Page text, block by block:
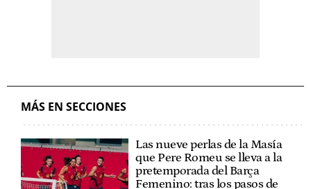
MÁS EN SECCIONES
Las nueve perlas de la Masía
que Pere Romeu se lleva a la
pretemporada del Barça
Femenino: tras los pasos de